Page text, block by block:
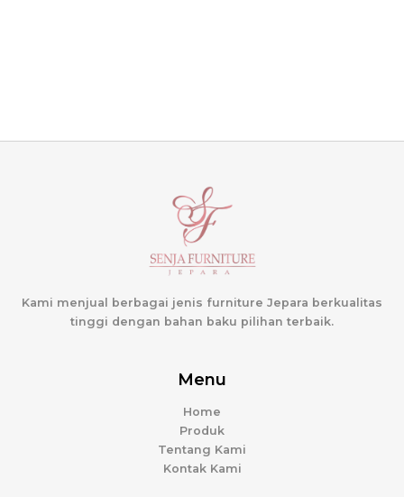
Kami menjual berbagai jenis furniture Jepara berkualitas
tinggi dengan bahan baku pilihan terbaik.
Menu
Home
Produk
Tentang Kami
Kontak Kami